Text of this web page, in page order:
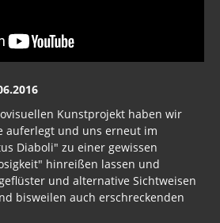
Kunstprojekt haben wir
auferlegt und uns erneut im
Diaboli" zu einer gewissen
hinreißen lassen und
und alternative Sichtweisen
bisweilen auch erschreckenden